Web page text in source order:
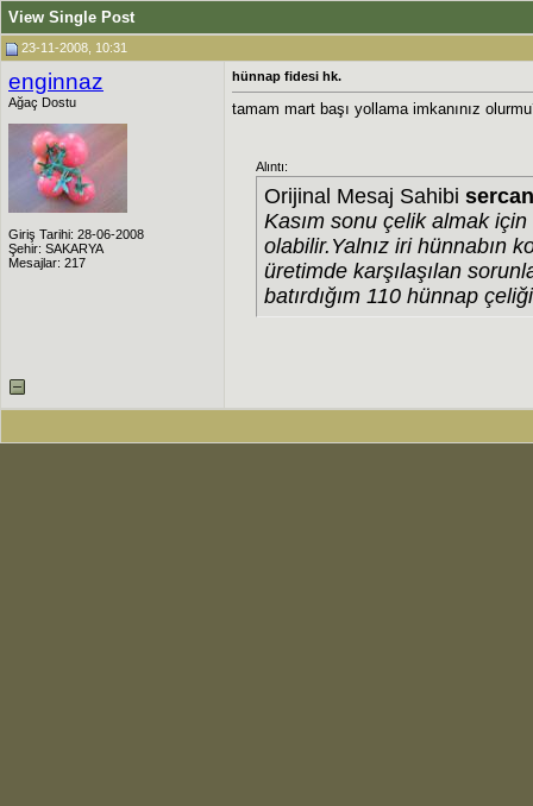
View Single Post
23-11-2008, 10:31
enginnaz
Ağaç Dostu
Giriş Tarihi: 28-06-2008
Şehir: SAKARYA
Mesajlar: 217
hünnap fidesi hk.
tamam mart başı yollama imkanınız
Alıntı:
Orijinal Mesaj Sahibi
Kasım sonu çelik almak
olabilir.Yalnız iri hünnabın
üretimde karşılaşılan
batırdığım 110 hünnap